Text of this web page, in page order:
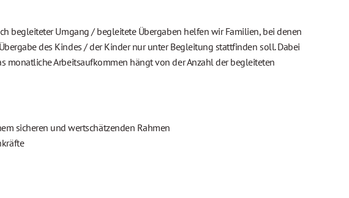
begleiteter Umgang / begleitete Übergaben helfen wir Familien, bei denen
des Kindes / der Kinder nur unter Begleitung stattfinden soll. Dabei
monatliche Arbeitsaufkommen hängt von der Anzahl der begleiteten
sicheren und wertschätzenden Rahmen